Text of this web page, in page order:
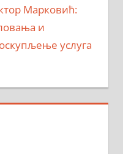
Марковић:
и
услуга